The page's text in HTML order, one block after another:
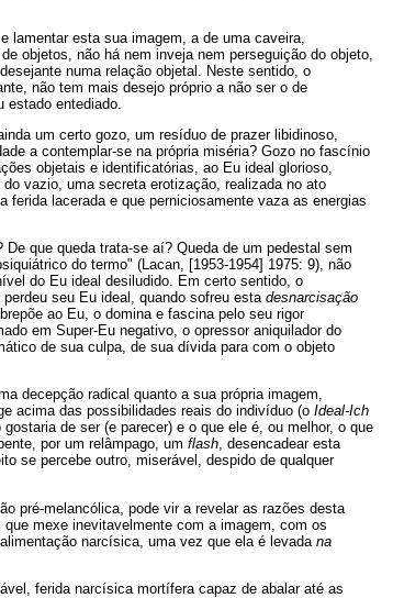
lamentar esta sua imagem, a de uma caveira,
objetos, não há nem inveja nem perseguição do objeto,
numa relação objetal. Neste sentido, o
não tem mais desejo próprio a não ser o de
estado entediado.
um certo gozo, um resíduo de prazer libidinoso,
a contemplar-se na própria miséria? Gozo no fascínio
objetais e identificatórias, ao Eu ideal glorioso,
vazio, uma secreta erotização, realizada no ato
lacerada e que perniciosamente vaza as energias
que queda trata-se aí? Queda de um pedestal sem
do termo" (Lacan, [1953-1954] 1975: 9), não
do Eu ideal desiludido. Em certo sentido, o
seu Eu ideal, quando sofreu esta desnarcisação
ao Eu, o domina e fascina pelo seu rigor
em Super-Eu negativo, o opressor aniquilador do
de sua culpa, de sua dívida para com o objeto
decepção radical quanto a sua própria imagem,
acima das possibilidades reais do indivíduo (o Ideal-Ich
de ser (e parecer) e o que ele é, ou melhor, o que
por um relâmpago, um flash, desencadear esta
se percebe outro, miserável, despido de qualquer
pré-melancólica, pode vir a revelar as razões desta
mexe inevitavelmente com a imagem, com os
narcísica, uma vez que ela é levada na
ferida narcísica mortífera capaz de abalar até as